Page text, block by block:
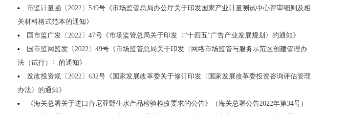
市监计量函〔2022〕549号《市场监管总局办公厅关于印发国家产业计量测试中心评审细则及相
关材料格式范本的通知》
国市监广发〔2022〕47号《市场监管总局关于印发〈“十四五”广告产业发展规划〉的通知》
国市监网监发〔2022〕49号《市场监管总局关于印发〈网络市场监管与服务示范区创建管理办
法（试行）〉的通知》
发改投资规〔2022〕632号《国家发展改革委关于修订印发〈国家发展改革委投资咨询评估管理
办法〉的通知》
《海关总署关于进口肯尼亚野生水产品检验检疫要求的公告》（海关总署公告2022年第34号）